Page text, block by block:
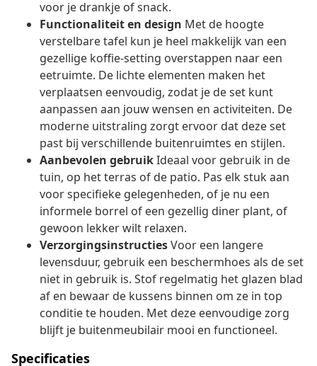
voor je drankje of snack.
Functionaliteit en design Met de hoogte
verstelbare tafel kun je heel makkelijk van een
gezellige koffie-setting overstappen naar een
eetruimte. De lichte elementen maken het
verplaatsen eenvoudig, zodat je de set kunt
aanpassen aan jouw wensen en activiteiten. De
moderne uitstraling zorgt ervoor dat deze set
past bij verschillende buitenruimtes en stijlen.
Aanbevolen gebruikIdeaal voor gebruik in de
tuin, op het terras of de patio. Pas elk stuk aan
voor specifieke gelegenheden, of je nu een
informele borrel of een gezellig diner plant, of
gewoon lekker wilt relaxen.
VerzorgingsinstructiesVoor een langere
levensduur, gebruik een beschermhoes als de set
niet in gebruik is. Stof regelmatig het glazen blad
af en bewaar de kussens binnen om ze in top
conditie te houden. Met deze eenvoudige zorg
blijft je buitenmeubilair mooi en functioneel.
Specificaties